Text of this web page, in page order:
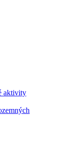
aktivity